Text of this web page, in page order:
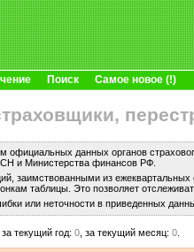
Поиск Самое новое (!)
данных органов
и Министерства финансов РФ.
заимствованными из
таблицы. Это позволяет
или неточности в приведенных
за текущий год: 0 за текущий месяц: 0